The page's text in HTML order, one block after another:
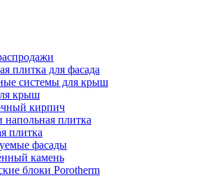
плитка для фасада
системы для крыш
крыш
кирпич
плитка
плитка
фасады
камень
блоки Porotherm